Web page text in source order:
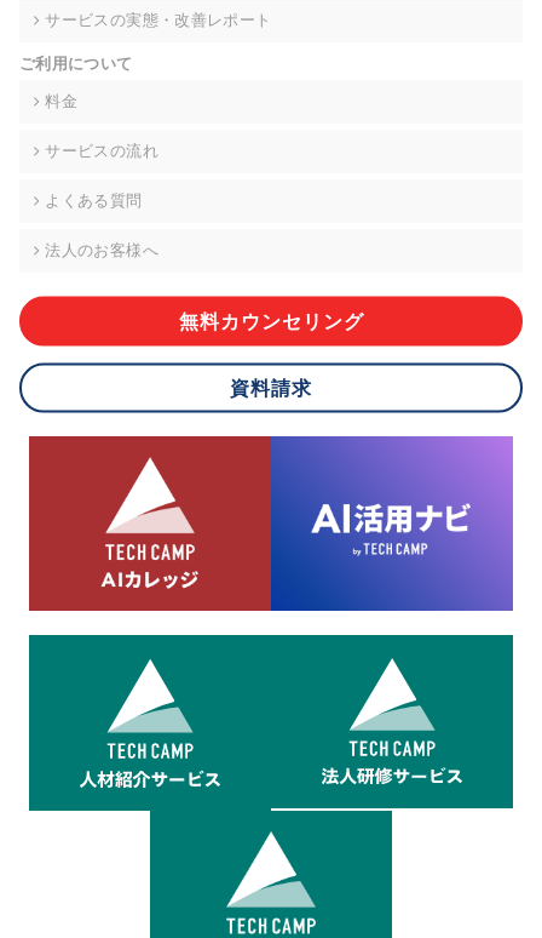
的な期間内に対応いたします。ただし、申請が本人確認が不可
により、ご希望に添えない場合があります。 なお、アクセスロ
グなどの個人情報以外の情報については、原則として開示等は
株式会社div 個人情報問合せ窓口
メールアドレス:privacy_policy@di-v.co.jp
ご本人様が当社に個人情報を提供されるかどうかは任意による
応ができない場合があります。
8.cookieにより取得・分析した情報とその利用について
当社は第三者が運営するデータ・マネジメント・プラットフォ
ームからcookieにより収集されたウェブの閲覧機歴及びその分
析結果を取得し、これをお客様の個人データと結びつけた上
で、広告配信等の目的で利用いたします。
サービスの実態・改善レポート
ご利用について
料金
サービスの流れ
よくある質問
法人のお客様へ
無料カウンセリング
資料請求